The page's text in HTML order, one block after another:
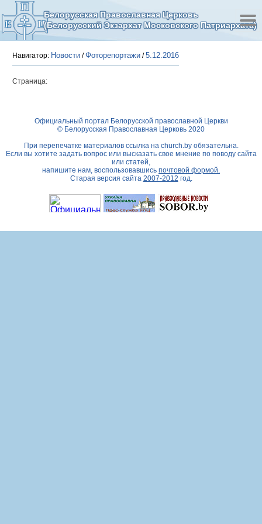
Белорусская Православная Церковь
(Белорусский Экзархат Московского Патриархата)
Навигатор: Новости /Фоторепортажи /5.12.2016
Страница:
Официальный портал Белорусской православной Церкви
© Белорусская Православная Церковь 2020
При перепечатке материалов ссылка на church.byобязательна.
Если вы хотите задать вопрос или высказать свое мнение по поводу сайта
или статей,
напишите нам, воспользовавшись почтовой формой.
Старая версия сайта 2007-2012 год.